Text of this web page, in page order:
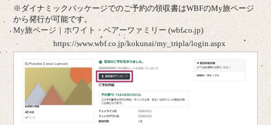
※ダイナミックパッケージでのご予約の領収書はWBFのMy旅ページ
から発行が可能です。
My旅ページ｜ホワイト・ベアーファミリー (wbf.co.jp)
https://www.wbf.co.jp/kokunai/my_tripla/login.aspx